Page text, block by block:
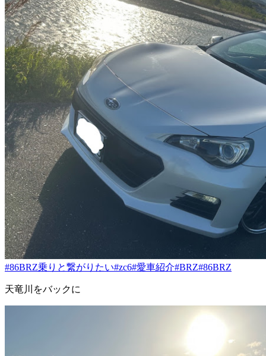
#86BRZ乗りと繋がりたい#zc6#愛車紹介#BRZ#86BRZ
天竜川をバックに